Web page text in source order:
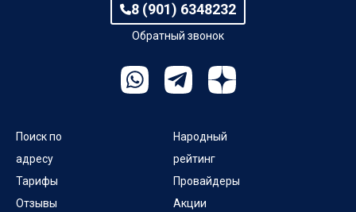
8 (901) 6348232
Обратный звонок
Поиск по
адресу
Тарифы
Отзывы
Народный
рейтинг
Провайдеры
Акции